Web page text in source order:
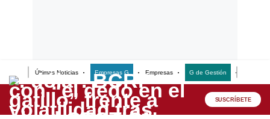
Últimas Noticias Empresas G Empresas G de Gestión
Lo último
Peru Quiosco SUSCRÍBETE